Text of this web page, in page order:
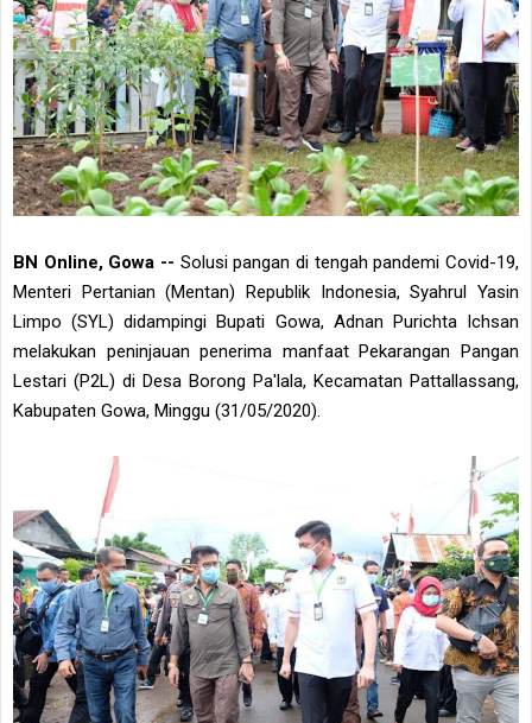
BN Online, Gowa -- Solusi pangan di tengah pandemi Covid-19,
Menteri Pertanian (Mentan) Republik Indonesia, Syahrul Yasin
Limpo (SYL) didampingi Bupati Gowa, Adnan Purichta Ichsan
melakukan peninjauan penerima manfaat Pekarangan Pangan
Lestari (P2L) di Desa Borong Pa'lala, Kecamatan Pattallassang,
Kabupaten Gowa, Minggu (31/05/2020).